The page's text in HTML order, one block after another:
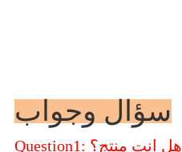
سؤال وجواب
Question1: هل انت منتج؟